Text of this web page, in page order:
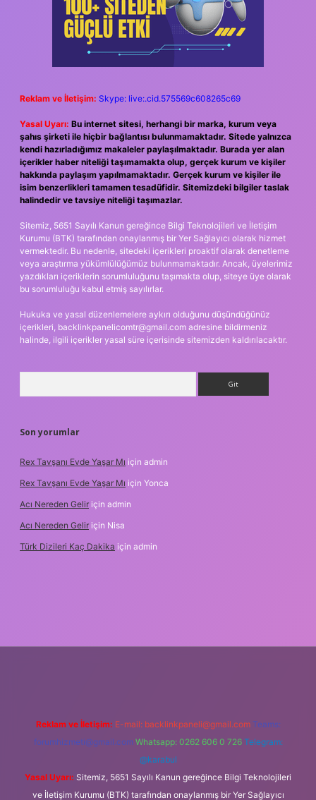
Reklam ve İletişim: Skype: live:.cid.575569c608265c69
Yasal Uyarı: Bu internet sitesi, herhangi bir marka, kurum veya
şahıs şirketi ile hiçbir bağlantısı bulunmamaktadır. Sitede yalnızca
kendi hazırladığımız makaleler paylaşılmaktadır. Burada yer alan
içerikler haber niteliği taşımamakta olup, gerçek kurum ve kişiler
hakkında paylaşım yapılmamaktadır. Gerçek kurum ve kişiler ile
isim benzerlikleri tamamen tesadüfidir. Sitemizdeki bilgiler taslak
halindedir ve tavsiye niteliği taşımazlar.
Sitemiz, 5651 Sayılı Kanun gereğince Bilgi Teknolojileri ve İletişim
Kurumu (BTK) tarafından onaylanmış bir Yer Sağlayıcı olarak hizmet
vermektedir. Bu nedenle, sitedeki içerikleri proaktif olarak denetleme
veya araştırma yükümlülüğümüz bulunmamaktadır. Ancak, üyelerimiz
yazdıkları içeriklerin sorumluluğunu taşımakta olup, siteye üye olarak
bu sorumluluğu kabul etmiş sayılırlar.
Hukuka ve yasal düzenlemelere aykırı olduğunu düşündüğünüz
içerikleri, backlinkpanelicomtr@gmail.com adresine bildirmeniz
halinde, ilgili içerikler yasal süre içerisinde sitemizden kaldırılacaktır.
Son yorumlar
Rex Tavşanı Evde Yaşar Mı için admin
Rex Tavşanı Evde Yaşar Mı için Yonca
Acı Nereden Gelir için admin
Acı Nereden Gelir için Nisa
Türk Dizileri Kaç Dakika için admin
Reklam ve İletişim: E-mail: backlinkpaneli@gmail.com Teams:
forumhizmeti@gmail.com Whatsapp: 0262 606 0 726 Telegram:
@karabul
Yasal Uyarı: Sitemiz, 5651 Sayılı Kanun gereğince Bilgi Teknolojileri
ve İletişim Kurumu (BTK) tarafından onaylanmış bir Yer Sağlayıcı